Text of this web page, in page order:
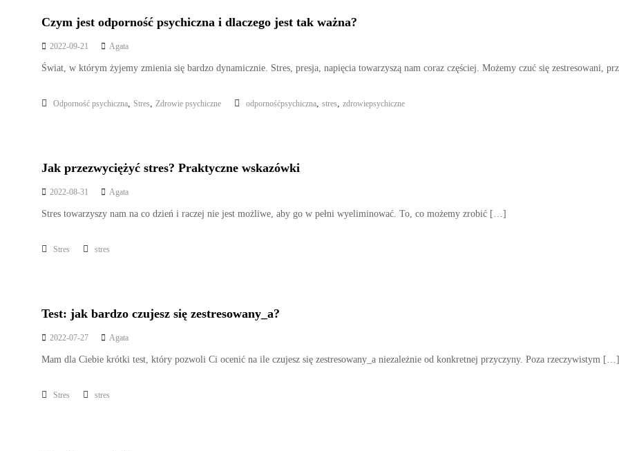
Czym jest odporność psychiczna i dlaczego jest tak ważna?
2022-09-21 Agata
Świat, w którym żyjemy zmienia się bardzo dynamicznie. Stres, presja, napięcia towarzyszą nam coraz częściej. Możemy czuć się zestresowani,
Odporność psychiczna Stres Zdrowie psychiczne odpornośćpsychiczna ,stres ,zdrowiepsychiczne
Jak przezwyciężyć stres? Praktyczne wskazówki
2022-08-31 Agata
Stres towarzyszy nam na co dzień i raczej nie jest możliwe, aby go w pełni wyeliminować. To, co możemy zrobić […]
Stres stres
Test: jak bardzo czujesz się zestresowany_a?
2022-07-27 Agata
Mam dla Ciebie krótki test, który pozwoli Ci ocenić na ile czujesz się zestresowany_a niezależnie od konkretnej przyczyny. Poza rzeczywistym […]
Stres stres